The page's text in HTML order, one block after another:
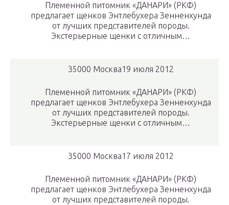
Племенной питомник «ДАНАРИ» (РКФ)
предлагает щенков Энтлебухера Зенненхунда
от лучших представителей породы.
Экстерьерные щенки с отличным…
35000 Москва19 июля 2012
Племенной питомник «ДАНАРИ» (РКФ)
предлагает щенков Энтлебухера Зенненхунда
от лучших представителей породы.
Экстерьерные щенки с отличным…
35000 Москва17 июля 2012
Племенной питомник «ДАНАРИ» (РКФ)
предлагает щенков Энтлебухера Зенненхунда
от лучших представителей породы.